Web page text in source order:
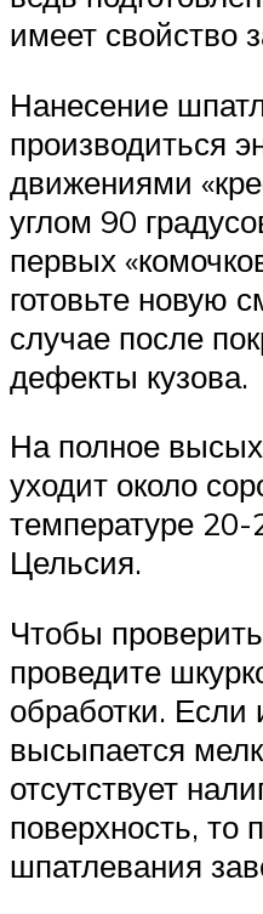
имеет свойство
Нанесение
производиться
движениями
углом 90
первых
готовьте новую
случае после
дефекты кузова.
На полное
уходит около
температуре 20-
Цельсия.
Чтобы
проведите
обработки. Если
высыпается
отсутствует
поверхность, то
шпатлевания